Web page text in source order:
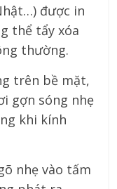
được in
thể tẩy xóa
thường.
trên bề mặt,
gợn sóng nhẹ
khi kính
nhẹ vào tấm